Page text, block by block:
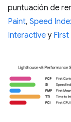
puntuación de
Paint, Speed
Interactive y First